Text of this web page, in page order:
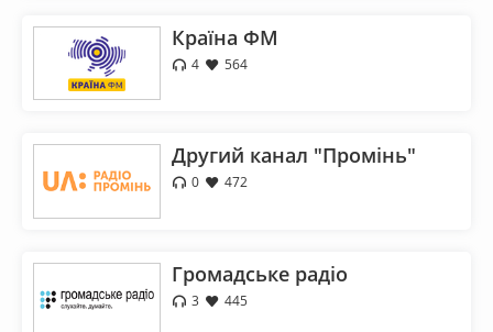
Країна ФМ
4 564
Другий канал "Промiнь"
0 472
Громадське радіо
3 445